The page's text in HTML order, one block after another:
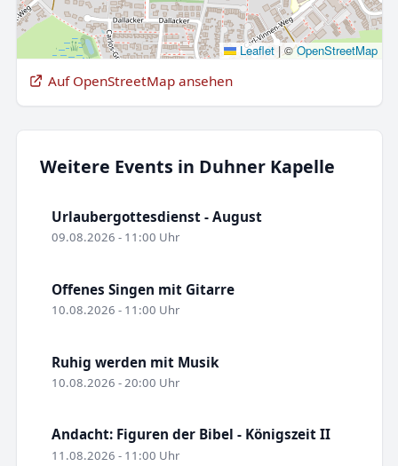
Leaflet |©OpenStreetMap
Auf OpenStreetMap ansehen
Weitere Events in Duhner Kapelle
Urlaubergottesdienst - August
09.08.2026 - 11:00 Uhr
Offenes Singen mit Gitarre
10.08.2026 - 11:00 Uhr
Ruhig werden mit Musik
10.08.2026 - 20:00 Uhr
Andacht: Figuren der Bibel - Königszeit II
11.08.2026 - 11:00 Uhr